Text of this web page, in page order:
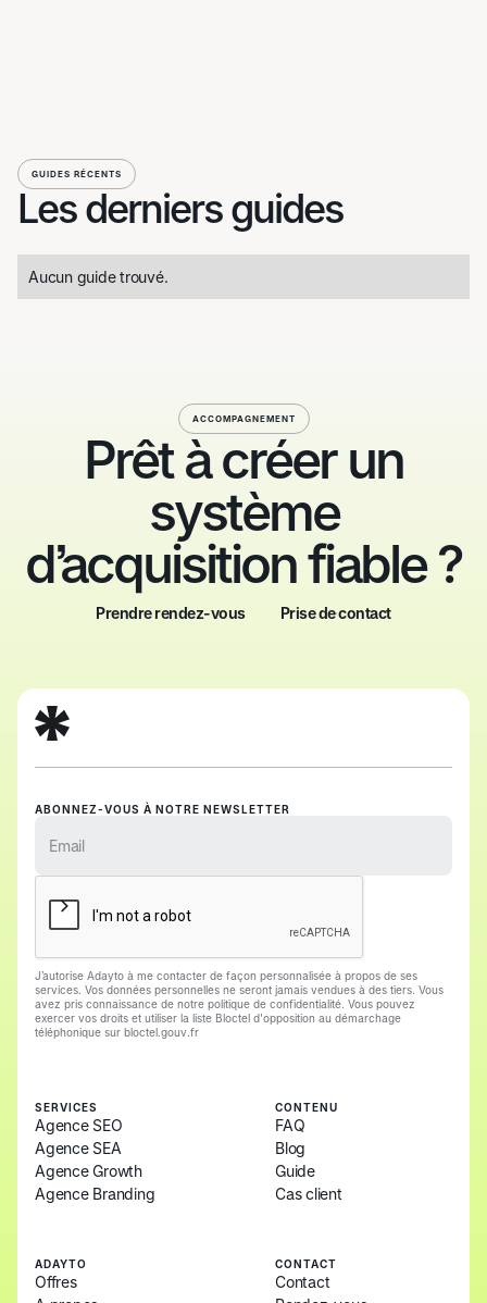
GUIDES RÉCENTS
Les derniers guides
Aucun guide trouvé.
ACCOMPAGNEMENT
Prêt à créer un
système
d’acquisition fiable ?
Prendre rendez-vous
Prise de contact
ABONNEZ-VOUS À NOTRE NEWSLETTER
J’autorise Adayto à me contacter de façon personnalisée à propos de ses
services. Vos données personnelles ne seront jamais vendues à des tiers. Vous
avez pris connaissance de notre politique de confidentialité. Vous pouvez
exercer vos droits et utiliser la liste Bloctel d'opposition au démarchage
téléphonique sur bloctel.gouv.fr
SERVICES
Agence SEO
Agence SEA
Agence Growth
Agence Branding
CONTENU
FAQ
Blog
Guide
Cas client
ADAYTO
Offres
CONTACT
Contact